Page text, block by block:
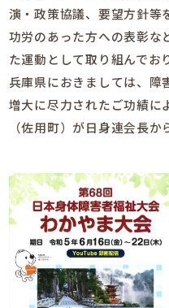
演・政策協議、要望方針等
功労のあった方への表彰な
た運動として取り組んでお
兵庫県におきましては、障
増大に尽力されたご功績に
（佐用町）が日身連会長か